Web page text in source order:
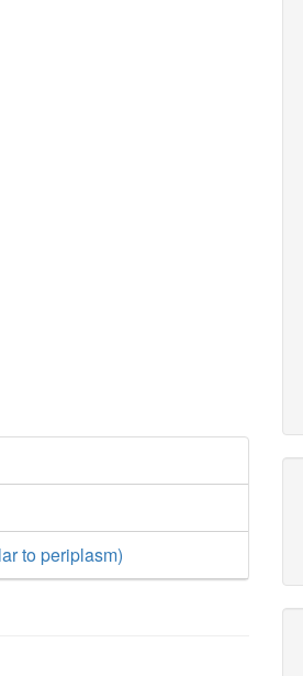
to periplasm)